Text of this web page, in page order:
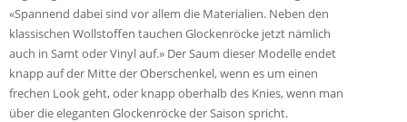
«Spannend dabei sind vor allem die Materialien. Neben den
klassischen Wollstoffen tauchen Glockenröcke jetzt nämlich
auch in Samt oder Vinyl auf.» Der Saum dieser Modelle endet
knapp auf der Mitte der Oberschenkel, wenn es um einen
frechen Look geht, oder knapp oberhalb des Knies, wenn man
über die eleganten Glockenröcke der Saison spricht.